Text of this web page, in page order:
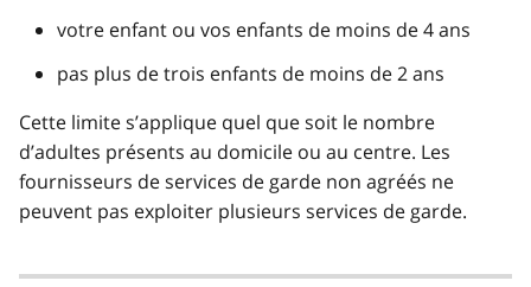
votre enfant ou vos enfants de moins de 4 ans
pas plus de trois enfants de moins de 2 ans
Cette limite s’applique quel que soit le nombre
d’adultes présents au domicile ou au centre. Les
fournisseurs de services de garde non agréés ne
peuvent pas exploiter plusieurs services de garde.